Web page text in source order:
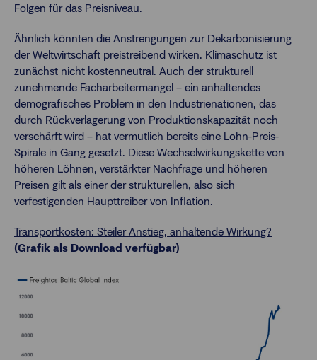
Folgen für das Preisniveau.
Ähnlich könnten die Anstrengungen zur Dekarbonisierung
der Weltwirtschaft preistreibend wirken. Klimaschutz ist
zunächst nicht kostenneutral. Auch der strukturell
zunehmende Facharbeitermangel – ein anhaltendes
demografisches Problem in den Industrienationen, das
durch Rückverlagerung von Produktionskapazität noch
verschärft wird – hat vermutlich bereits eine Lohn-Preis-
Spirale in Gang gesetzt. Diese Wechselwirkungskette von
höheren Löhnen, verstärkter Nachfrage und höheren
Preisen gilt als einer der strukturellen, also sich
verfestigenden Haupttreiber von Inflation.
Transportkosten: Steiler Anstieg, anhaltende Wirkung?
(Grafik als Download verfügbar)